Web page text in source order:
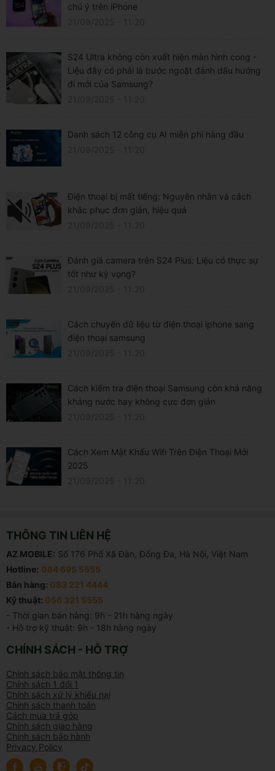
chú ý trên iPhone
S24 Ultra không còn xuất hiện màn hình cong -
Liệu đây có phải là bước ngoặt đánh dấu hướng
đi mới của Samsung?
Danh sách 12 công cụ AI miễn phí hàng đầu
Điện thoại bị mất tiếng: Nguyên nhân và cách
khắc phục đơn giản, hiệu quả
Đánh giá camera trên S24 Plus: Liệu có thực sự
tốt như kỳ vọng?
Cách chuyển dữ liệu từ điện thoại iphone sang
điện thoại samsung
Cách kiểm tra điện thoại Samsung còn khả năng
kháng nước hay không cực đơn giản
Cách Xem Mật Khẩu Wifi Trên Điện Thoại Mới
2025
THÔNG TIN LIÊN HỆ
AZ MOBILE: Số 176 Phố Xã Đàn, Đống Đa, Hà Nội, Việt Nam
Hotline: 084 695 5555
Bán hàng: 083 221 4444
Kỹ thuật: 056 321 5555
- Thời gian bán hàng: 9h - 21h hàng ngày
- Hỗ trợ kỹ thuật: 9h - 18h hàng ngày
CHÍNH SÁCH - HỖ TRỢ
Chính sách bảo mật thông tin
Chính sách 1 đổi 1
Chính sách xử lý khiếu nại
Chính sách thanh toán
Cách mua trả góp
Chính sách giao hàng
Chính sách bảo hành
Privacy Policy